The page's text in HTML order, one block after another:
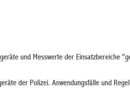
und Messwerte der Einsatzbereiche
der Polizei. Anwendungsfälle und